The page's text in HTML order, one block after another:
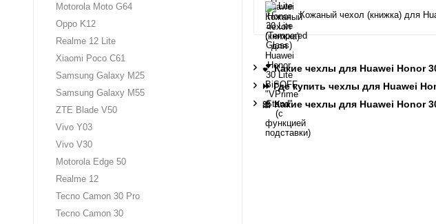
Motorola Moto G64
Oppo K12
Realme 12 Lite
Xiaomi Poco C61
Samsung Galaxy M25
Samsung Galaxy M55
ZTE Blade V50
Vivo Y03
Vivo V30
Motorola Edge 50
Realme 12
Tecno Camon 30 Pro
Tecno Camon 30
Кожаный чехол (книжка) для
💕 Какие чехлы для Huawei Honor
⏩ Где купить чехлы для Huawei
🎀 Какие чехлы для Huawei Honor